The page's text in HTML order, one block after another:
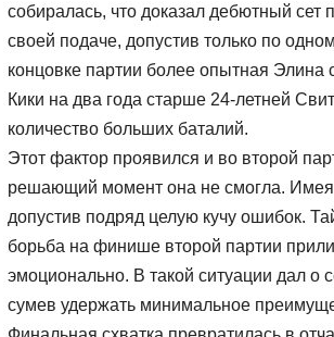
собиралась, что доказал дебютный
своей подаче, допустив только по
концовке партии более опытная Элина
Кики на два года старше 24-летней
количество больших баталий.
Этот фактор проявился и во второй
решающий момент она не смогла. Имея
допустив подряд целую кучу ошибок.
борьба на финише второй партии
эмоционально. В такой ситуации дал о
сумев удержать минимальное